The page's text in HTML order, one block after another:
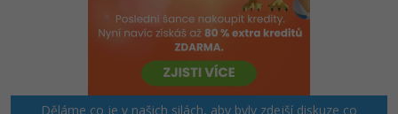
Děláme co je v našich silách, aby byly zdejší diskuze co